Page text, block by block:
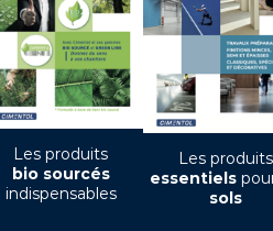
Les produits
bio sourcés
indispensables
Les produits
essentiels
sols